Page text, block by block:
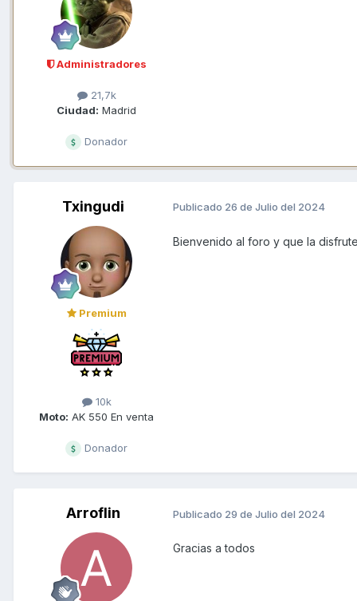
Administradores
21,7k
Ciudad: Madrid
Donador
Txingudi
Premium
10k
Moto: AK 550 En venta
Donador
Publicado 26 de Julio del 2024
Bienvenido al foro y que la
Arroflin Publicado 29 de Julio del 2024
Gracias a todos